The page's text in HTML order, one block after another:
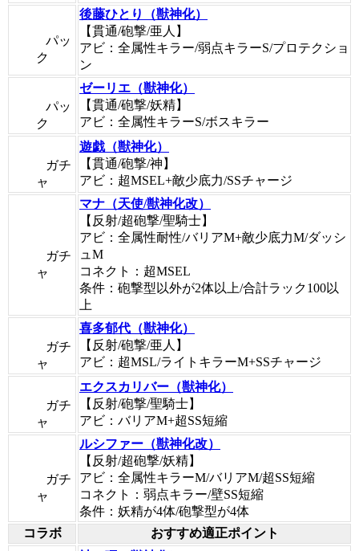
パッ
ク
後藤ひとり（獣神化）
【貫通/砲撃/亜人】
アビ：全属性キラー/弱点キラーS/プロテクショ
ン
パッ
ク
ゼーリエ（獣神化）
【貫通/砲撃/妖精】
アビ：全属性キラーS/ボスキラー
ガチ
ャ
遊戯（獣神化）
【貫通/砲撃/神】
アビ：超MSEL+敵少底力/SSチャージ
ガチ
ャ
マナ（天使/獣神化改）
【反射/超砲撃/聖騎士】
アビ：全属性耐性/バリアM+敵少底力M/ダッシ
ュM
コネクト：超MSEL
条件：砲撃型以外が2体以上/合計ラック100以
上
ガチ
ャ
喜多郁代（獣神化）
【反射/砲撃/亜人】
アビ：超MSL/ライトキラーM+SSチャージ
ガチ
ャ
エクスカリバー（獣神化）
【反射/砲撃/聖騎士】
アビ：バリアM+超SS短縮
ガチ
ャ
ルシファー（獣神化改）
【反射/超砲撃/妖精】
アビ：全属性キラーM/バリアM/超SS短縮
コネクト：弱点キラー/壁SS短縮
条件：妖精が4体/砲撃型が4体
コラボ
おすすめ適正ポイント